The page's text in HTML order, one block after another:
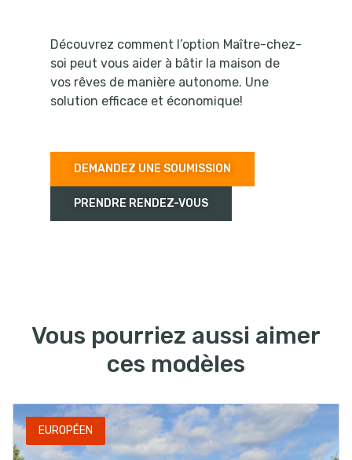
Découvrez comment l’option Maître-chez-
soi peut vous aider à bâtir la maison de
vos rêves de manière autonome. Une
solution efficace et économique!
DEMANDEZ UNE SOUMISSION
PRENDRE RENDEZ-VOUS
Vous pourriez aussi aimer
ces modèles
EUROPÉEN